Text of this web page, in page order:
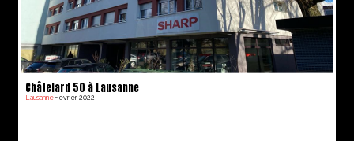
Châtelard 50 à Lausanne
LausanneFévrier 2022